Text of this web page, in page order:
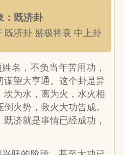
：既济卦
既济卦 盛极将衰 中上卦
姓名，不负当年苦用功，
谋望大亨通。这个卦是异
坎为水，离为火，水火相
火势，救火大功告成。
济就是事情已经成功，